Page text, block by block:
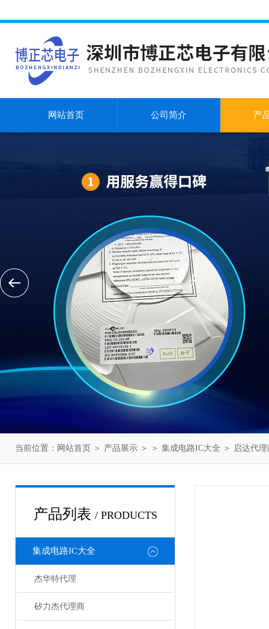
网站首页 公司简介 产
当前位置： 网站首页 ＞ 产品展示 ＞ ＞ 集成电路IC大全 ＞ 启达代理
产品列表 / PRODUCTS
集成电路IC大全
杰华特代理
矽力杰代理商